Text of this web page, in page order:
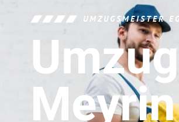
UMZUGSMEISTER
Meyrin